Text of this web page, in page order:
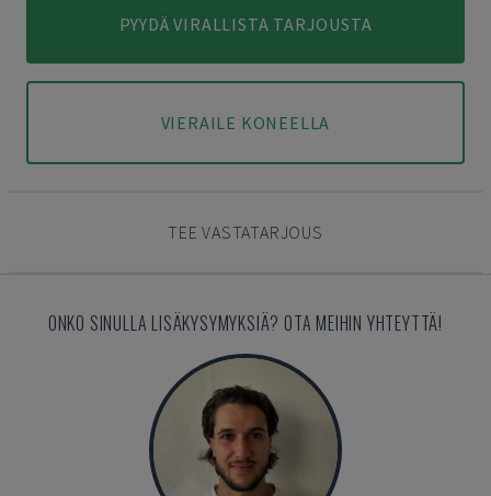
PYYDÄ VIRALLISTA TARJOUSTA
VIERAILE KONEELLA
TEE VASTATARJOUS
ONKO SINULLA LISÄKYSYMYKSIÄ? OTA MEIHIN YHTEYTTÄ!